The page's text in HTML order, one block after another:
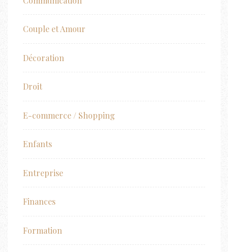
Couple et Amour
Décoration
Droit
E-commerce / Shopping
Enfants
Entreprise
Finances
Formation